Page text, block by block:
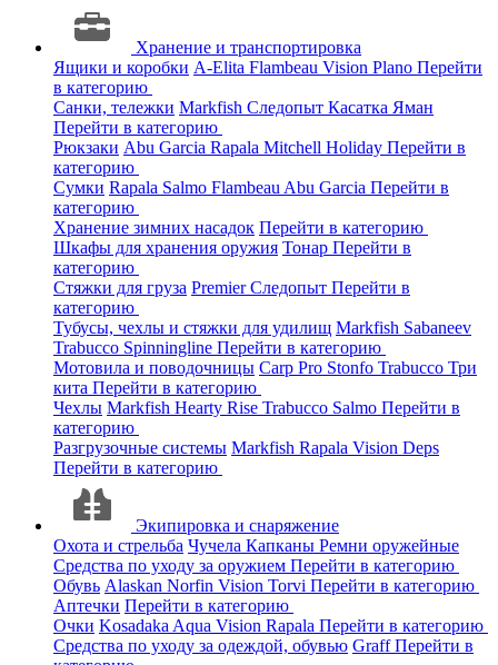
Хранение и транспортировка
Ящики и коробки A-Elita Flambeau Vision Plano Перейти
в категорию
Санки, тележки Markfish Следопыт Касатка Яман
Перейти в категорию
Рюкзаки Abu Garcia Rapala Mitchell Holiday Перейти в
категорию
Сумки Rapala Salmo Flambeau Abu Garcia Перейти в
категорию
Хранение зимних насадок Перейти в категорию
Шкафы для хранения оружия Тонар Перейти в
категорию
Стяжки для груза PremierСледопыт Перейти в
категорию
Тубусы, чехлы и стяжки для удилищ Markfish Sabaneev
Trabucco Spinningline Перейти в категорию
Мотовила и поводочницы Carp Pro Stonfo Trabucco Три
кита Перейти в категорию
Чехлы Markfish Hearty Rise Trabucco Salmo Перейти в
категорию
Разгрузочные системы Markfish Rapala Vision Deps
Перейти в категорию
Экипировка и снаряжение
Охота и стрельба Чучела Капканы Ремни оружейные
Средства по уходу за оружием Перейти в категорию
Обувь Alaskan Norfin Vision Torvi Перейти в категорию
Аптечки Перейти в категорию
Очки Kosadaka Aqua Vision Rapala Перейти в категорию
Средства по уходу за одеждой, обувью GraffПерейти в